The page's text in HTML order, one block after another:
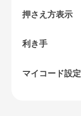
押さえ方表示
利き手
マイコード設定